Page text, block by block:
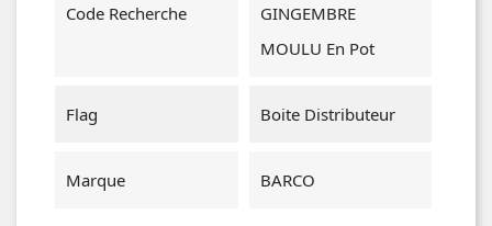
Code Recherche
GINGEMBRE
MOULU En Pot
Flag Boite Distributeur
Marque BARCO